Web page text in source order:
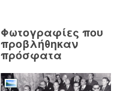
Φωτογραφίες που
προβλήθηκαν
πρόσφατα